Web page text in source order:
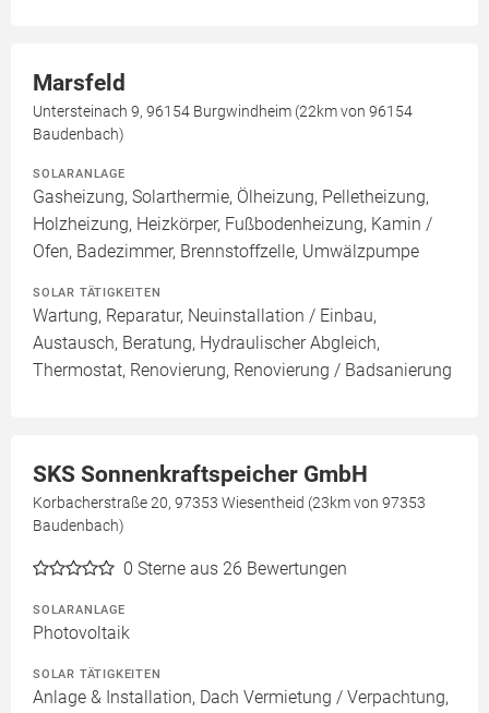
Marsfeld
Untersteinach 9, 96154 Burgwindheim (22km von 96154
Baudenbach)
SOLARANLAGE
Gasheizung, Solarthermie, Ölheizung, Pelletheizung,
Holzheizung, Heizkörper, Fußbodenheizung, Kamin /
Ofen, Badezimmer, Brennstoffzelle, Umwälzpumpe
SOLAR TÄTIGKEITEN
Wartung, Reparatur, Neuinstallation / Einbau,
Austausch, Beratung, Hydraulischer Abgleich,
Thermostat, Renovierung, Renovierung / Badsanierung
SKS Sonnenkraftspeicher GmbH
Korbacherstraße 20, 97353 Wiesentheid (23km von 97353
Baudenbach)
0 Sterne aus 26 Bewertungen
SOLARANLAGE
Photovoltaik
SOLAR TÄTIGKEITEN
Anlage & Installation, Dach Vermietung / Verpachtung,